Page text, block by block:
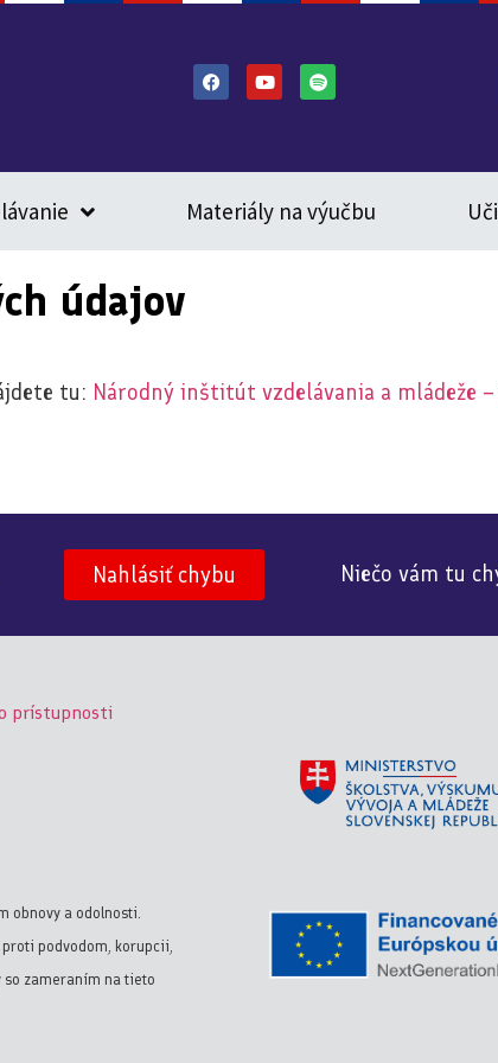
Materiály na výučbu
údajov
tu: Národný inštitút vzdelávania a mládeže
Nahlásiť chybu Niečo vám tu
prístupnosti
obnovy a odolnosti.
podvodom, korupcii,
zameraním na tieto